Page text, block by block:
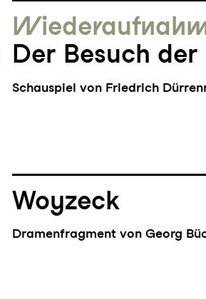
Der Besuch
Schauspiel von Friedrich
Woyzeck
Dramenfragment von Georg